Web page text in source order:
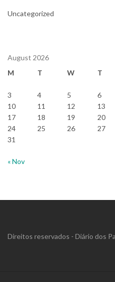
Uncategorized
August 2026
M
T W T
3
4 5 6
10
11 12 13
17
18 19 20
24
25 26 27
31
« Nov
Direitos reservados - Diário dos